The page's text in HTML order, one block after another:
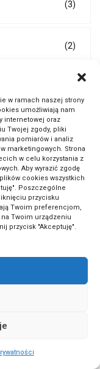
w ramach naszej strony
umożliwiają nam
internetowej oraz
Twojej zgody, pliki
pomiarów i analiz
marketingowych. Strona
w celu korzystania z
Aby wyrazić zgodę
cookies wszystkich
Poszczególne
przycisku
Twoim preferencjom,
Twoim urządzeniu
przycisk "Akceptuję".
(3)
(2)
(2)
(2)
(2)